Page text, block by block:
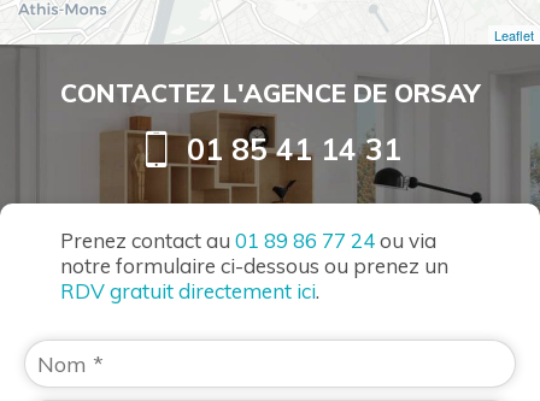
Leaflet
CONTACTEZ L'AGENCE DE ORSAY
01 85 41 14 31
Prenez contact au 01 89 86 77 24ou via
notre formulaire ci-dessous ou prenez un
RDV gratuit directement ici.